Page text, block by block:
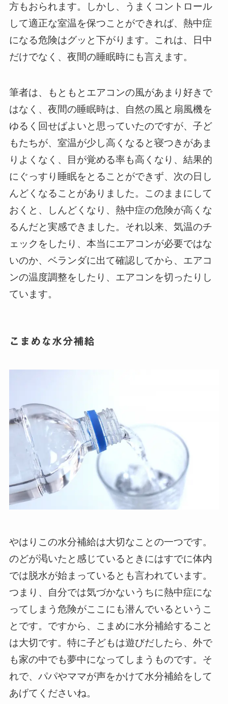
方もおられます。しかし、うまくコントロール
して適正な室温を保つことができれば、熱中症
になる危険はグッと下がります。これは、日中
だけでなく、夜間の睡眠時にも言えます。
筆者は、もともとエアコンの風があまり好きで
はなく、夜間の睡眠時は、自然の風と扇風機を
ゆるく回せばよいと思っていたのですが、子ど
もたちが、室温が少し高くなると寝つきがあま
りよくなく、目が覚める率も高くなり、結果的
にぐっすり睡眠をとることができず、次の日し
んどくなることがありました。このままにして
おくと、しんどくなり、熱中症の危険が高くな
るんだと実感できました。それ以来、気温のチ
ェックをしたり、本当にエアコンが必要ではな
いのか、ベランダに出て確認してから、エアコ
ンの温度調整をしたり、エアコンを切ったりし
ています。
こまめな水分補給
やはりこの水分補給は大切なことの一つです。
のどが渇いたと感じているときにはすでに体内
では脱水が始まっているとも言われています。
つまり、自分では気づかないうちに熱中症にな
ってしまう危険がここにも潜んでいるというこ
とです。ですから、こまめに水分補給すること
は大切です。特に子どもは遊びだしたら、外で
も家の中でも夢中になってしまうものです。そ
れで、パパやママが声をかけて水分補給をして
あげてくださいね。